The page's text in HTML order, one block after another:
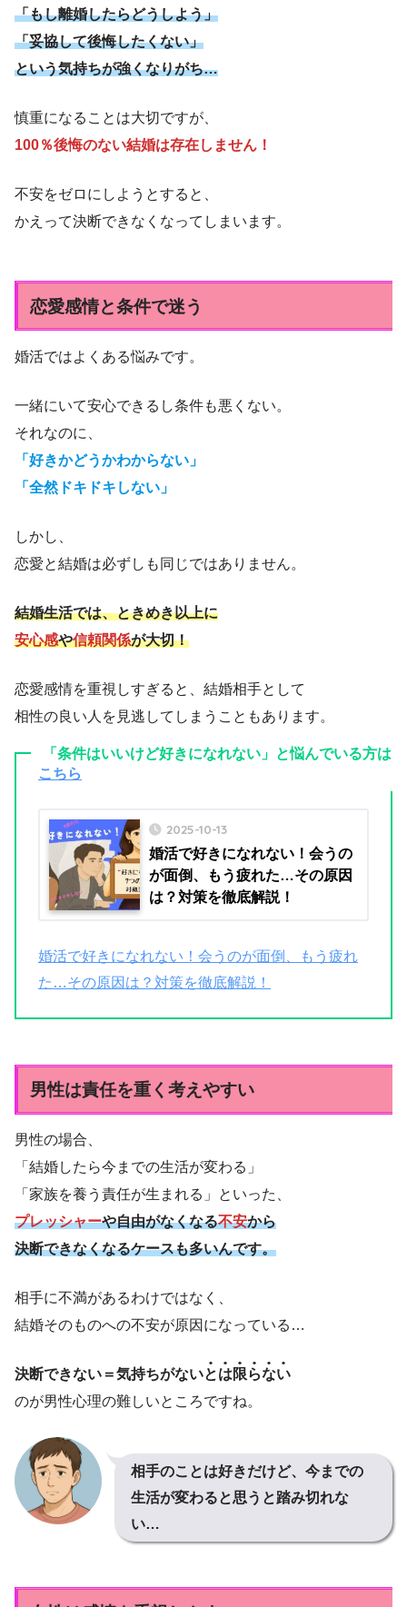
「もし離婚したらどうしよう」
「妥協して後悔したくない」
という気持ちが強くなりがち…
慎重になることは大切ですが、
100％後悔のない結婚は存在しません！
不安をゼロにしようとすると、
かえって決断できなくなってしまいます。
恋愛感情と条件で迷う
婚活ではよくある悩みです。
一緒にいて安心できるし条件も悪くない。
それなのに、
「好きかどうかわからない」
「全然ドキドキしない」
しかし、
恋愛と結婚は必ずしも同じではありません。
結婚生活では、ときめき以上に
安心感や信頼関係が大切！
恋愛感情を重視しすぎると、結婚相手として
相性の良い人を見逃してしまうこともあります。
「条件はいいけど好きになれない」と悩んでいる方は
こちら
2025-10-13
婚活で好きになれない！会うの
が面倒、もう疲れた…その原因
は？対策を徹底解説！
婚活で好きになれない！会うのが面倒、もう疲れ
た…その原因は？対策を徹底解説！
男性は責任を重く考えやすい
男性の場合、
「結婚したら今までの生活が変わる」
「家族を養う責任が生まれる」といった、
プレッシャーや自由がなくなる不安から
決断できなくなるケースも多いんです。
相手に不満があるわけではなく、
結婚そのものへの不安が原因になっている…
決断できない＝気持ちがないとは限らない
のが男性心理の難しいところですね。
相手のことは好きだけど、今までの
生活が変わると思うと踏み切れな
い…